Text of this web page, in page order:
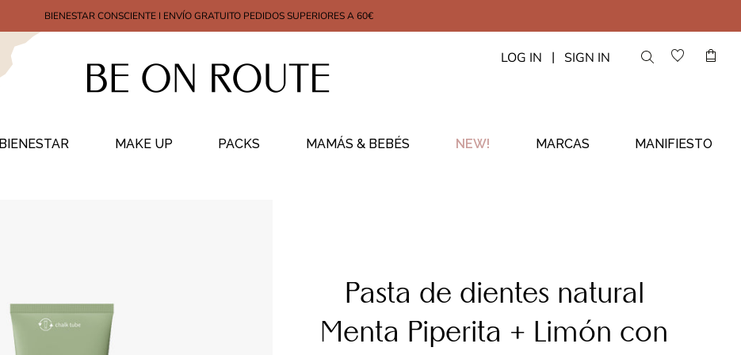
BIENESTAR CONSCIENTE I ENVÍO GRATUITO PEDIDOS SUPERIORES A 60€
LOG IN | SIGN IN
BIENESTAR MAKE UP PACKS MAMÁS & BEBÉS NEW! MARCAS MANIFIESTO
Pasta de dientes natural
Menta Piperita + Limón con